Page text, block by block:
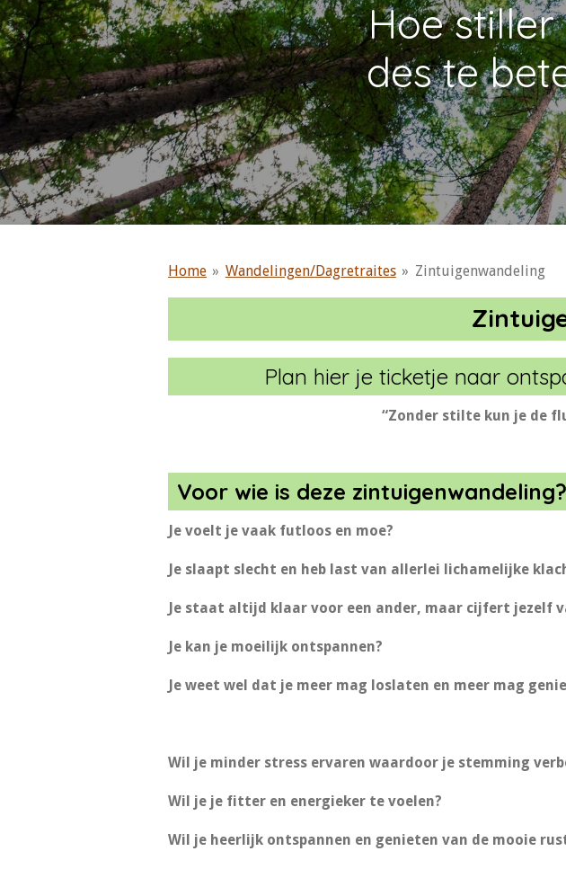
Hoe
des te
Home » Wandelingen/Dagretraites » Zintuigenwandeling
Plan hier je ticketje naar
“Zonder stilte kun je de
Voor wie is deze zintuigenwandeling?
Je voelt je vaak futloos en moe?
Je slaapt slecht en heb last van allerlei lichamelijke
Je staat altijd klaar voor een ander, maar cijfert jezelf
Je kan je moeilijk ontspannen?
Je weet wel dat je meer mag loslaten en meer mag
Wil je minder stress ervaren waardoor je stemming
Wil je je fitter en energieker te voelen?
Wil je heerlijk ontspannen en genieten van de mooie